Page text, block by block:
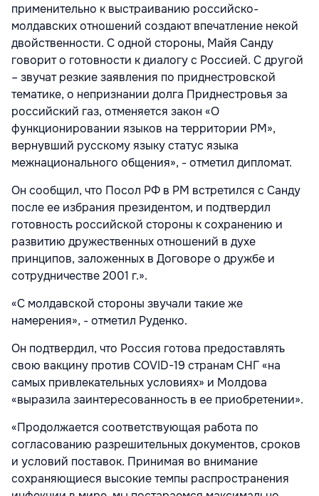
применительно к выстраиванию российско-
молдавских отношений создают впечатление некой
двойственности. С одной стороны, Майя Санду
говорит о готовности к диалогу с Россией. С другой
– звучат резкие заявления по приднестровской
тематике, о непризнании долга Приднестровья за
российский газ, отменяется закон «О
функционировании языков на территории РМ»,
вернувший русскому языку статус языка
межнационального общения», - отметил дипломат.
Он сообщил, что Посол РФ в РМ встретился с Санду
после ее избрания президентом, и подтвердил
готовность российской стороны к сохранению и
развитию дружественных отношений в духе
принципов, заложенных в Договоре о дружбе и
сотрудничестве 2001 г.».
«С молдавской стороны звучали такие же
намерения», - отметил Руденко.
Он подтвердил, что Россия готова предоставлять
свою вакцину против COVID-19 странам СНГ «на
самых привлекательных условиях» и Молдова
«выразила заинтересованность в ее приобретении».
«Продолжается соответствующая работа по
согласованию разрешительных документов, сроков
и условий поставок. Принимая во внимание
сохраняющиеся высокие темпы распространения